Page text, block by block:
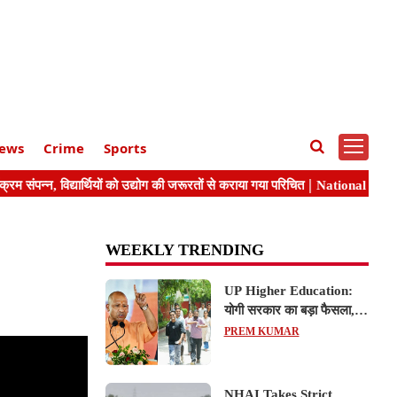
Crime Sports
WEEKLY TRENDING
UP Higher Education:
योगी सरकार का बड़ा फैसला,
यूपी में 3 नए प्राइवेट
PREM KUMAR